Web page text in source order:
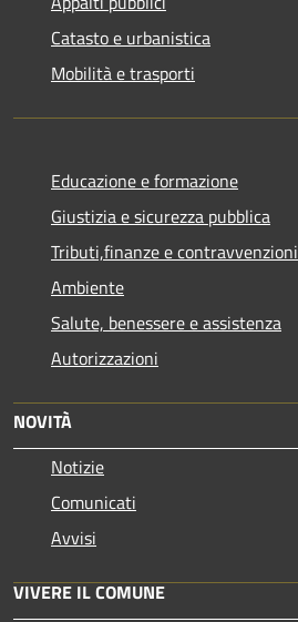
Catasto e urbanistica
Mobilità e trasporti
Educazione e formazione
Giustizia e sicurezza pubblica
Tributi,finanze e contravvenzioni
Ambiente
Salute, benessere e assistenza
Autorizzazioni
NOVITÀ
Notizie
Comunicati
Avvisi
VIVERE IL COMUNE